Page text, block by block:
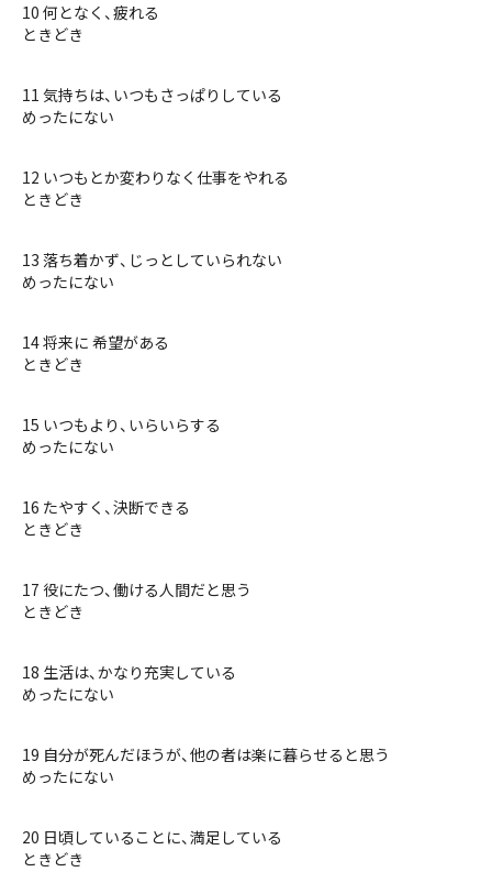
10 何となく、疲れる
ときどき
11 気持ちは、いつもさっぱりしている
めったにない
12 いつもとか変わりなく仕事をやれる
ときどき
13 落ち着かず、じっとしていられない
めったにない
14 将来に 希望がある
ときどき
15 いつもより、いらいらする
めったにない
16 たやすく、決断できる
ときどき
17 役にたつ、働ける人間だと思う
ときどき
18 生活は、かなり充実している
めったにない
19 自分が死んだほうが、他の者は楽に暮らせると思う
めったにない
20 日頃していることに、満足している
ときどき